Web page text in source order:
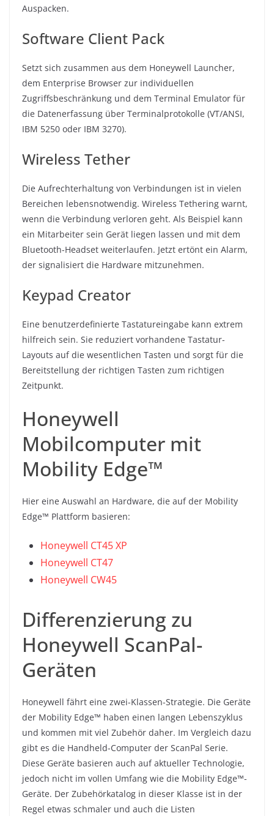
Auspacken.
Software Client Pack
Setzt sich zusammen aus dem Honeywell Launcher,
dem Enterprise Browser zur individuellen
Zugriffsbeschränkung und dem Terminal Emulator für
die Datenerfassung über Terminalprotokolle (VT/ANSI,
IBM 5250 oder IBM 3270).
Wireless Tether
Die Aufrechterhaltung von Verbindungen ist in vielen
Bereichen lebensnotwendig. Wireless Tethering warnt,
wenn die Verbindung verloren geht. Als Beispiel kann
ein Mitarbeiter sein Gerät liegen lassen und mit dem
Bluetooth-Headset weiterlaufen. Jetzt ertönt ein Alarm,
der signalisiert die Hardware mitzunehmen.
Keypad Creator
Eine benutzerdefinierte Tastatureingabe kann extrem
hilfreich sein. Sie reduziert vorhandene Tastatur-
Layouts auf die wesentlichen Tasten und sorgt für die
Bereitstellung der richtigen Tasten zum richtigen
Zeitpunkt.
Honeywell
Mobilcomputer mit
Mobility Edge™
Hier eine Auswahl an Hardware, die auf der Mobility
Edge™ Plattform basieren:
Honeywell CT45 XP
Honeywell CT47
Honeywell CW45
Differenzierung zu
Honeywell ScanPal-
Geräten
Honeywell fährt eine zwei-Klassen-Strategie. Die Geräte
der Mobility Edge™ haben einen langen Lebenszyklus
und kommen mit viel Zubehör daher. Im Vergleich dazu
gibt es die Handheld-Computer der ScanPal Serie.
Diese Geräte basieren auch auf aktueller Technologie,
jedoch nicht im vollen Umfang wie die Mobility Edge™-
Geräte. Der Zubehörkatalog in dieser Klasse ist in der
Regel etwas schmaler und auch die Listen